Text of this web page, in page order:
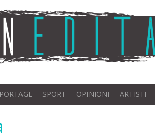
SPORT OPINIONI ARTISTI